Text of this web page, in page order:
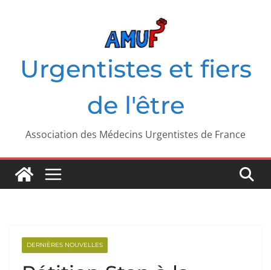
Urgentistes et fiers
de l'être
Association des Médecins Urgentistes de France
DERNIÈRES NOUVELLES